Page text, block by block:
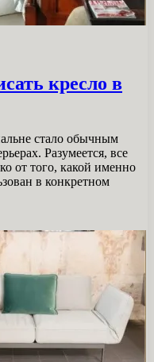
кресло в
стало обычным
Разумеется, все
от того, какой именно
в конкретном